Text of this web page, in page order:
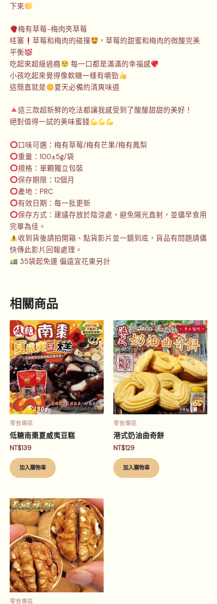
下來
梅有草莓-梅肉夾草莓
哇塞
草莓和梅肉的碰撞
，草莓的甜蜜和梅肉的微酸完美
平衡
吃起來超級過癮
每一口都是滿滿的幸福感
小孩吃起來覺得像軟糖一樣有嚼勁
這簡直就是
夏天必備的清爽味道
這三款超新鮮的吃法都讓我感受到了酸酸甜甜的美好！
絕對值得一試的美味蜜餞
口味可選：梅有草莓/梅有芒果/梅有鳳梨
重量：100±5g/袋
規格：單顆獨立包裝
保存期限：12個月
產地：PRC
有效日期：每一批更新
保存方式：建議存放於陰涼處，避免陽光直射，並儘早食用
完畢為佳。
收到貨後請拍開箱、點貨影片並一鏡到底，貨品有問題請儘
快傳此影片回報處理。
35袋起免運 偏遠宜花東另計
相關商品
零食專區
低糖南棗夏威夷豆糕
NT$139
加入購物車
零食專區
港式奶油曲奇餅
NT$129
加入購物車
零食專區